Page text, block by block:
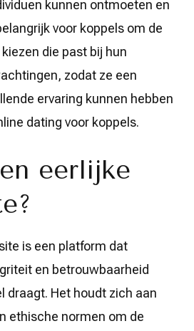
kunnen ontmoeten en
voor koppels om de
die past bij hun
zodat ze een
ervaring kunnen hebben
dating voor koppels.
eerlijke
is een platform dat
en betrouwbaarheid
draagt. Het houdt zich aan
ethische normen om de